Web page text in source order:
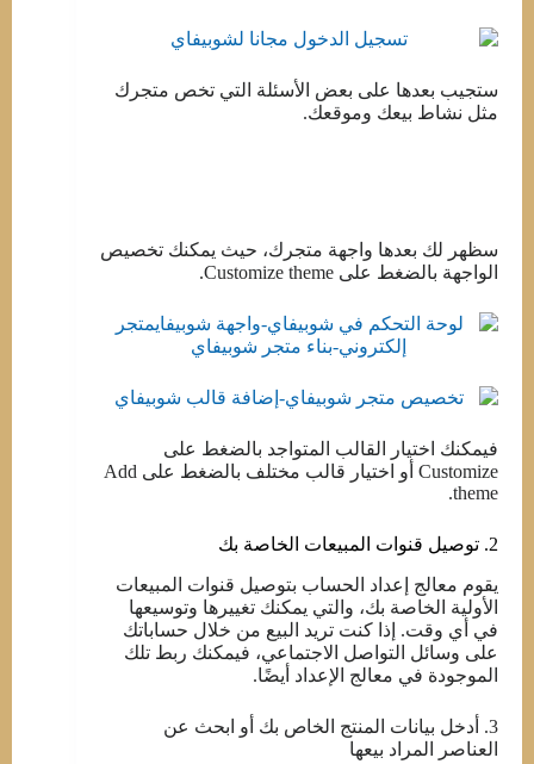
ستجيب بعدها على بعض الأسئلة التي تخص متجرك
مثل نشاط بيعك وموقعك.
سظهر لك بعدها واجهة متجرك، حيث يمكنك تخصيص
الواجهة بالضغط على Customize theme.
فيمكنك اختيار القالب المتواجد بالضغط على
Customize أو اختيار قالب مختلف بالضغط على Add
theme.
2. توصيل قنوات المبيعات الخاصة بك
يقوم معالج إعداد الحساب بتوصيل قنوات المبيعات
الأولية الخاصة بك، والتي يمكنك تغييرها وتوسيعها
في أي وقت. إذا كنت تريد البيع من خلال حساباتك
على وسائل التواصل الاجتماعي، فيمكنك ربط تلك
الموجودة في معالج الإعداد أيضًا.
3. أدخل بيانات المنتج الخاص بك أو ابحث عن
العناصر المراد بيعها